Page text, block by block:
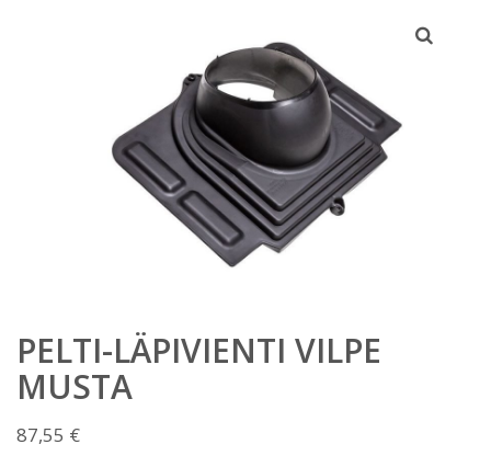
PELTI-LÄPIVIENTI VILPE
MUSTA
87,55 €